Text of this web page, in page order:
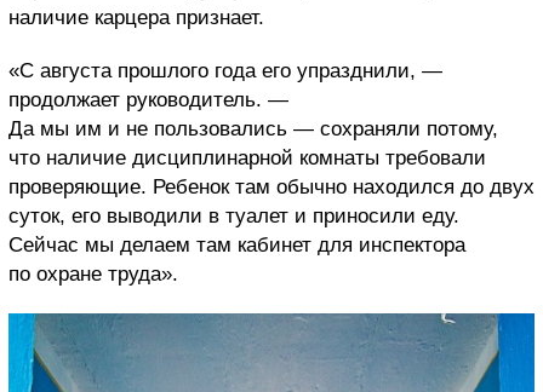
наличие карцера признает.
«С августа прошлого года его упразднили, —
продолжает руководитель. —
Да мы им и не пользовались — сохраняли потому,
что наличие дисциплинарной комнаты требовали
проверяющие. Ребенок там обычно находился до двух
суток, его выводили в туалет и приносили еду.
Сейчас мы делаем там кабинет для инспектора
по охране труда».